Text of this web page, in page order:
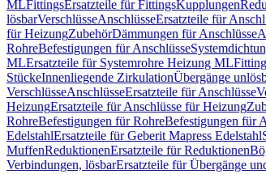
MLFittingsErsatzteile für FittingsKupplungen
lösbarVerschlüsseAnschlüsseErsatzteile für
für HeizungZubehörDämmungen für Anschlüsse
RohreBefestigungen für Anschlüsse
MLErsatzteile für Systemrohre Heizung ML
StückeInnenliegende ZirkulationÜbergänge
VerschlüsseAnschlüsseErsatzteile für Anschlüsse
HeizungErsatzteile für Anschlüsse für Heizung
RohreBefestigungen für RohreBefestigungen für
EdelstahlErsatzteile für Geberit Mapress Edelstahl
MuffenReduktionenErsatzteile für Reduktionen
Verbindungen, lösbarErsatzteile für Übergänge